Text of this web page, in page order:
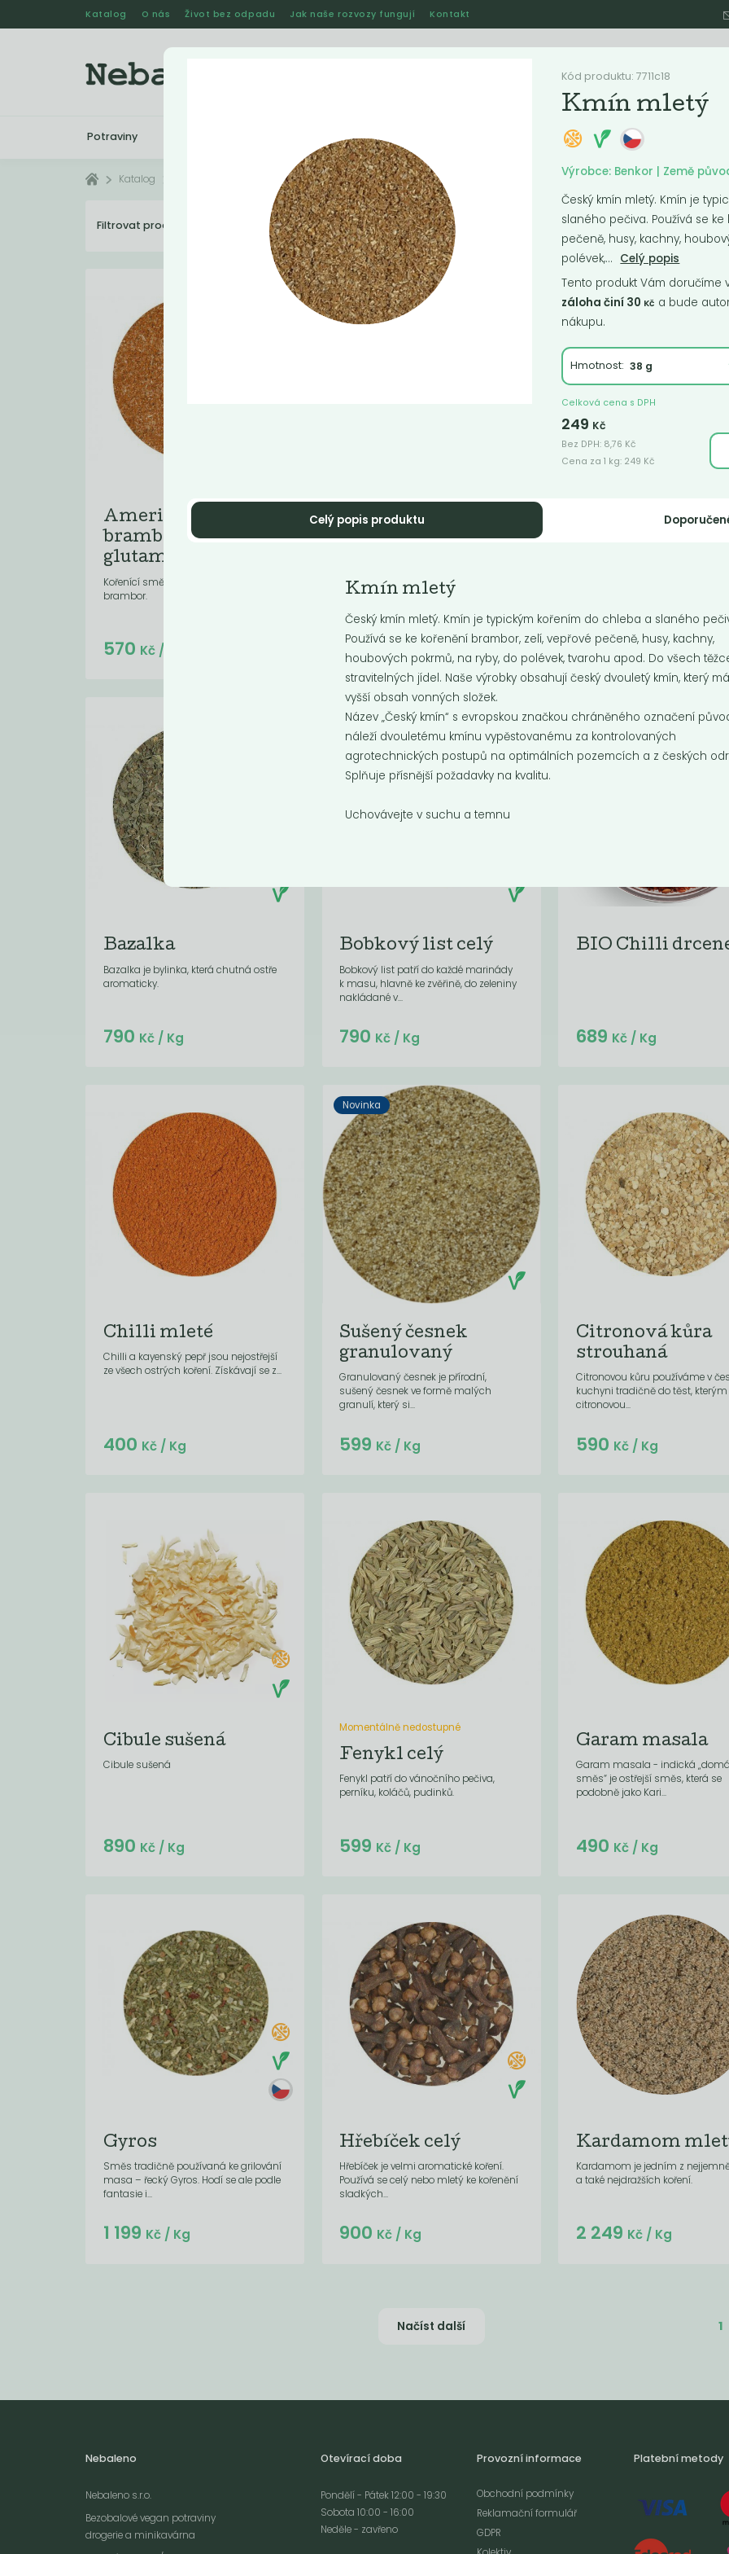
Katalog O nás Život bez odpadu Jak naše rozvozy fungují Kontakt
Potraviny Kosmetika Jak naše rozvozy
Katalog
Filtrovat produkty Doporučené Nejlevnější Nejprodávanější
Americké
brambory bez
glutamanu
Kořenící směs k přípravě amerických
brambor.
Do košíku:
570 Kč/ Kg
Badyán celý
Je to koření především do čínské
Do košíku:(1 599Kč )
1 599 Kč / Kg
Badyán mletý
Do košíku:(44,95Kč
899 / Kg
Bazalka
Bazalka je bylinka, která chutná ostře
aromaticky.
Do košíku:
790 Kč/ Kg
Bobkový list celý
Bobkový list patří do každé marinády
k masu, hlavně ke zvěřině, do zeleniny
nakládané v...
Do košíku:
790 Kč / Kg
BIO Chilli
Do košíku:
689 Kč/ Kg
Chilli mleté
Chilli a kayenský pepř jsou nejostřejší
ze všech ostrých koření. Získávají se z...
Do košíku:
400 Kč/ Kg
Novinka
Sušený česnek
granulovaný
Granulovaný česnek je přírodní,
sušený česnek ve formě malých
granulí, který si...
Do košíku:
599 Kč / Kg
Citronová kůra
strouhaná
Citronovou kůru používáme v
kuchyni tradičně do těst,
citronovou...
Do košíku:
590 Kč/ Kg
Cibule sušená
Cibule sušená
Do košíku:
890 Kč/ Kg
Momentálně nedostupné
Fenykl celý
Fenykl patří do vánočního pečiva,
perníku, koláčů, pudinků.
599 Kč / Kg
Garam masala
Garam masala - indická
směs“ je ostřejší směs, která se
podobně jako Kari...
Do košíku:
490 Kč/ Kg
Gyros
Směs tradičně používaná ke grilování
masa – řecký Gyros. Hodí se ale podle
fantasie i...
Do košíku:
1 199 Kč/ Kg
Hřebíček celý
Hřebíček je velmi aromatické koření.
Používá se celý nebo mletý ke kořenění
sladkých...
Do košíku:
900 Kč / Kg
Kardamom
Kardamom je jedním z
a také nejdražších koření.
Do košíku:
2 249 Kč/ Kg
Načíst další 1
Nebaleno
Nebaleno s.r.o.
Bezobalové vegan potraviny
drogerie a minikavárna
Otevírací doba
Pondělí - Pátek 12:00 - 19:30
Sobota 10:00 - 16:00
Neděle - zavřeno
Provozní informace
Obchodní podmínky
Reklamační formulář
GDPR
Platební metody
Kód produktu: 7711c18
Kmín mletý
Výrobce: Benkor | Země
Český kmín mletý. Kmín je
slaného pečiva. Používá se
pečeně, husy, kachny,
polévek,... Celý popis
Tento produkt Vám doručíme
záloha činí 30 Kč a bude
nákupu.
Hmotnost:
Celková cena s DPH
249 Kč
Bez DPH: 8,76 Kč
Cena za 1 kg: 249 Kč
Celý popis produktu
Kmín mletý
Český kmín mletý. Kmín je typickým kořením do chleba a slaného
Používá se ke kořenění brambor, zelí, vepřové pečeně, husy, kachny,
houbových pokrmů, na ryby, do polévek, tvarohu apod. Do všech
stravitelných jídel. Naše výrobky obsahují český dvouletý kmín, který
vyšší obsah vonných složek.
Název „Český kmín“ s evropskou značkou chráněného označení
náleží dvouletému kmínu vypěstovanému za kontrolovaných
agrotechnických postupů na optimálních pozemcích a z českých
Splňuje přísnější požadavky na kvalitu.
Uchovávejte v suchu a temnu